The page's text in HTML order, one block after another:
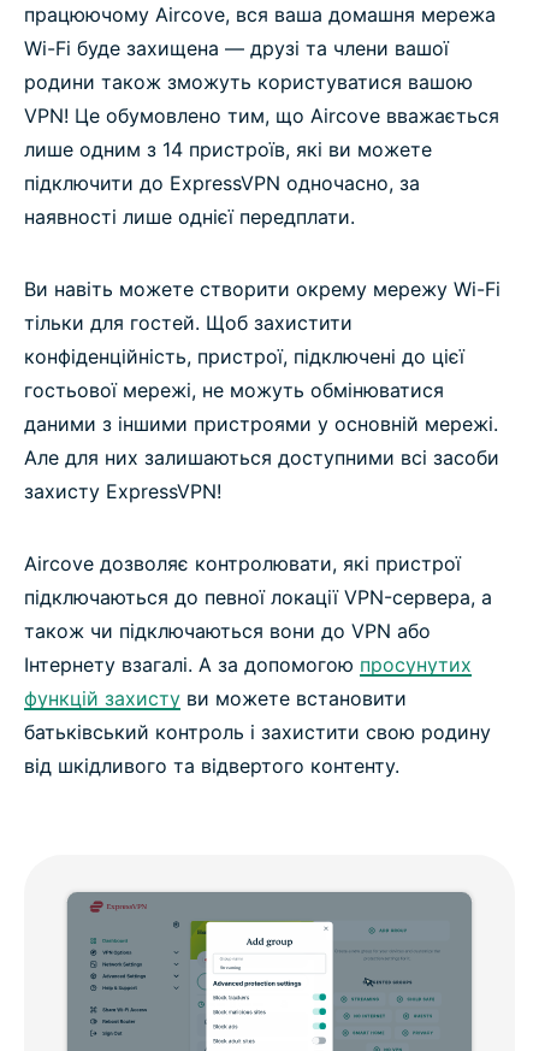
працюючому Aircove, вся ваша домашня мережа
Wi-Fi буде захищена — друзі та члени вашої
родини також зможуть користуватися вашою
VPN! Це обумовлено тим, що Aircove вважається
лише одним з 14 пристроїв, які ви можете
підключити до ExpressVPN одночасно, за
наявності лише однієї передплати.
Ви навіть можете створити окрему мережу Wi-Fi
тільки для гостей. Щоб захистити
конфіденційність, пристрої, підключені до цієї
гостьової мережі, не можуть обмінюватися
даними з іншими пристроями у основній мережі.
Але для них залишаються доступними всі засоби
захисту ExpressVPN!
Aircove дозволяє контролювати, які пристрої
підключаються до певної локації VPN-сервера, а
також чи підключаються вони до VPN або
Інтернету взагалі. А за допомогою просунутих
функцій захисту ви можете встановити
батьківський контроль і захистити свою родину
від шкідливого та відвертого контенту.